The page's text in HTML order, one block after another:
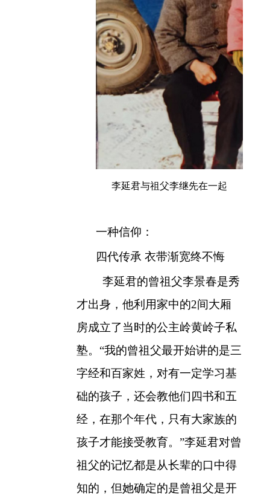
李延君与祖父李继先在一起
一种信仰：
四代传承 衣带渐宽终不悔
李延君的曾祖父李景春是秀
才出身，他利用家中的2间大厢
房成立了当时的公主岭黄岭子私
塾。“我的曾祖父最开始讲的是三
字经和百家姓，对有一定学习基
础的孩子，还会教他们四书和五
经，在那个年代，只有大家族的
孩子才能接受教育。”李延君对曾
祖父的记忆都是从长辈的口中得
知的，但她确定的是曾祖父是开